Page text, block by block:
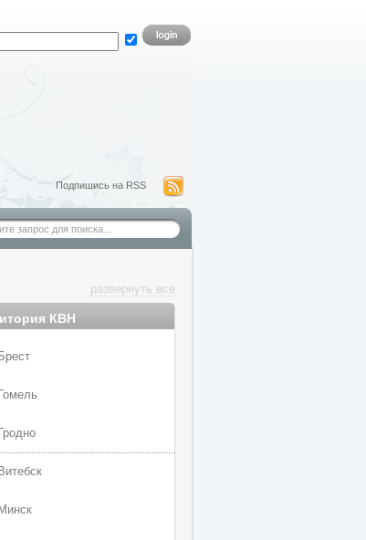
Подпишись на RSS
развернуть все
КВН
Брест
Гомель
Гродно
Витебск
Минск